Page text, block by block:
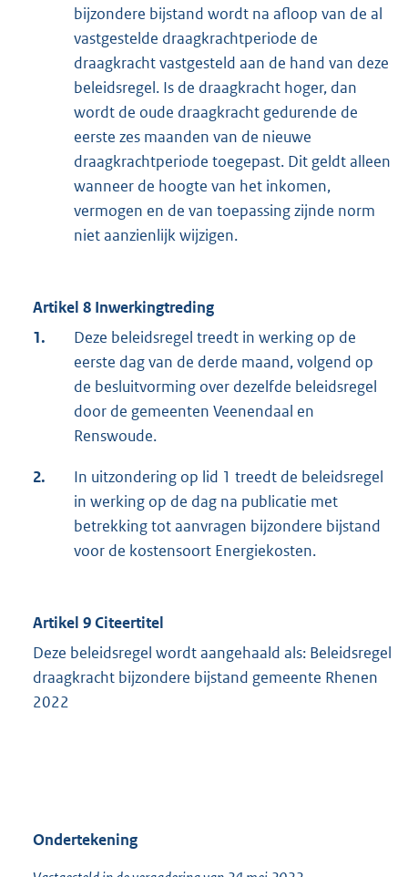
bijzondere bijstand wordt na afloop van de al
vastgestelde draagkrachtperiode de
draagkracht vastgesteld aan de hand van deze
beleidsregel. Is de draagkracht hoger, dan
wordt de oude draagkracht gedurende de
eerste zes maanden van de nieuwe
draagkrachtperiode toegepast. Dit geldt alleen
wanneer de hoogte van het inkomen,
vermogen en de van toepassing zijnde norm
niet aanzienlijk wijzigen.
Artikel 8 Inwerkingtreding
1.
Deze beleidsregel treedt in werking op de
eerste dag van de derde maand, volgend op
de besluitvorming over dezelfde beleidsregel
door de gemeenten Veenendaal en
Renswoude.
2.
In uitzondering op lid 1 treedt de beleidsregel
in werking op de dag na publicatie met
betrekking tot aanvragen bijzondere bijstand
voor de kostensoort Energiekosten.
Artikel 9 Citeertitel
Deze beleidsregel wordt aangehaald als: Beleidsregel
draagkracht bijzondere bijstand gemeente Rhenen
2022
Ondertekening